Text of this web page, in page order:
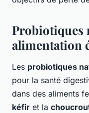
Probiotiques
alimentation
Les probiotiques
pour la santé
dans des aliments
kéfir et la